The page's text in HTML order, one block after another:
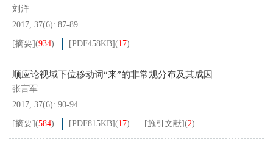
刘洋
2017, 37(6): 87-89.
[摘要](934) [PDF458KB](17)
顺应论视域下位移动词“来”的非常规分布及其成因
张言军
2017, 37(6): 90-94.
[摘要](584) [PDF815KB](17) [施引文献](2)